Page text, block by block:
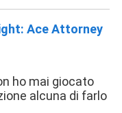
Ace Attorney
ho mai giocato
alcuna di farlo